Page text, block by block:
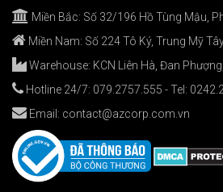
Miền Bắc: Số 32/196 Hồ Tùng Mậu,
Miền Nam: Số 224 Tô Ký, Trung Mỹ
Warehouse: KCN Liên Hà, Đan
Hotline 24/7: 079.2757.555 - Tel:
Email: contact@azcorp.com.vn